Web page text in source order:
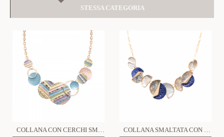
STESSA CATEGORIA
COLLANA CON CERCHI SMALTATI - SW221056D641 COLLANA SMALTATA CON PIETRE - SW24100A135